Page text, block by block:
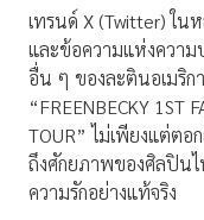
เทรนด์ X (Twitter) ใ
และข้อความแห่งความ
อื่น ๆ ของละตินอเมริก
“FREENBECKY 1ST
TOUR” ไม่เพียงแต่ต
ถึงศักยภาพของศิลปินไ
ความรักอย่างแท้จริง